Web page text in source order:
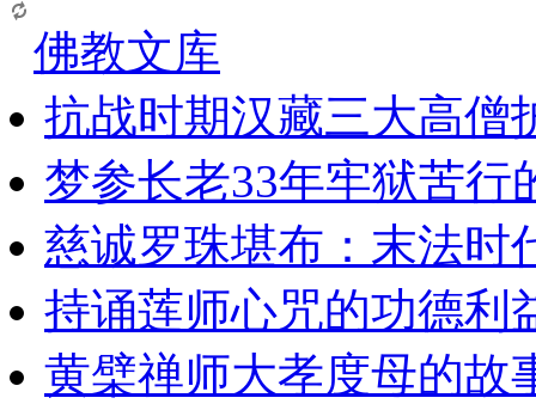
佛教文库
抗战时期汉藏三大高僧
梦参长老33年牢狱苦行
慈诚罗珠堪布：末法时
持诵莲师心咒的功德利
黄檗禅师大孝度母的故